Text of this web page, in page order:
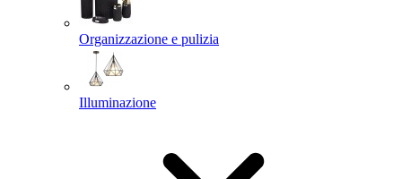
Organizzazione e pulizia
Illuminazione